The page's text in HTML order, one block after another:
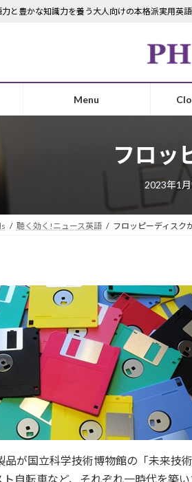
と豊かな知識力を養う大人向けの本格派実用英
Menu
フロッ
2023年1
聴く効く!ニュース英語 フロッピーディスク
品が国立科学技術博物館の「未来技
自転車など、それぞれ一時代を築い